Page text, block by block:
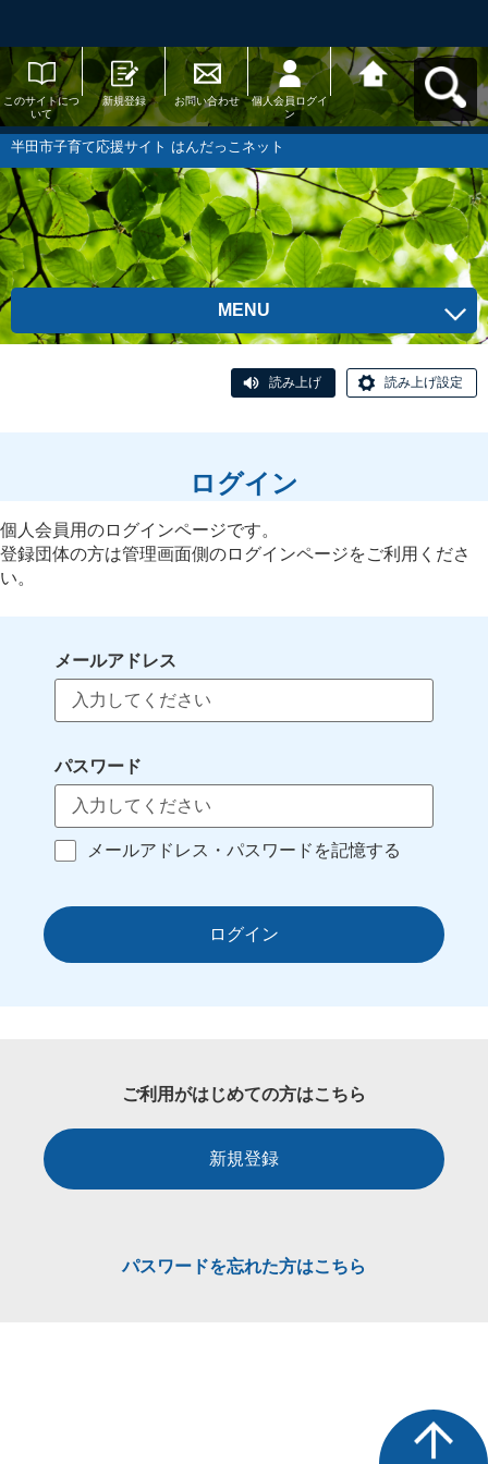
このサイトにつ
いて
新規登録 お問い合わせ
個人会員ログイ
ン
半田市子育て応
援サイト はんだ
っこネットへ戻
半田市子育て応援サイト はんだっこネット
MENU
読み上げ 読み上げ設定
ログイン
個人会員用のログインページです。
登録団体の方は管理画面側のログインページをご利用くださ
い。
メールアドレス
パスワード
メールアドレス・パスワードを記憶する
ログイン
ご利用がはじめての方はこちら
新規登録
パスワードを忘れた方はこちら